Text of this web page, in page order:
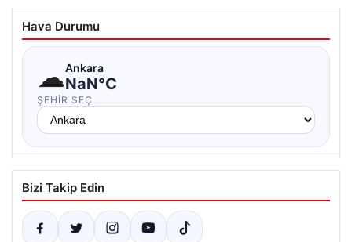
Hava Durumu
☁Ankara
NaN°C
ŞEHIR SEÇ
Bizi Takip Edin